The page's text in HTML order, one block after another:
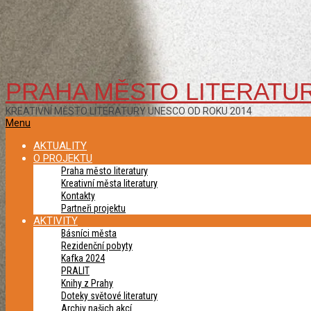
PRAHA MĚSTO
KREATIVNÍ MĚSTO LITERATURY UNESCO OD ROKU 2014
Primary
Menu
Menu
AKTUALITY
O PROJEKTU
Praha město literatury
Kreativní města literatury
Kontakty
Partneři projektu
AKTIVITY
Básníci města
Rezidenční pobyty
Kafka 2024
PRALIT
Knihy z Prahy
Doteky světové literatury
Archiv našich akcí